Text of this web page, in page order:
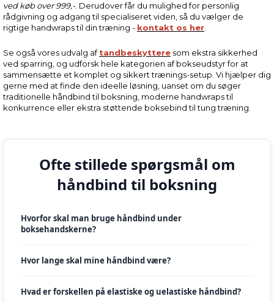
ved køb over 999,- . Derudover får du mulighed for personlig
rådgivning og adgang til specialiseret viden, så du vælger de
rigtige handwraps til din træning - kontakt os her
Se også vores udvalg aftandbeskyttere som ekstra sikkerhed
ved sparring, og udforsk hele kategorien af bokseudstyr for at
sammensætte et komplet og sikkert trænings-setup. Vi hjælper dig
gerne med at finde den ideelle løsning, uanset om du søger
traditionelle håndbind til boksning, moderne handwraps til
konkurrence eller ekstra støttende boksebind til tung træning.
Ofte stillede spørgsmål om
håndbind til boksning
Hvorfor skal man bruge håndbind under
boksehandskerne?
Hvor lange skal mine håndbind være?
Hvad er forskellen på elastiske og uelastiske håndbind?